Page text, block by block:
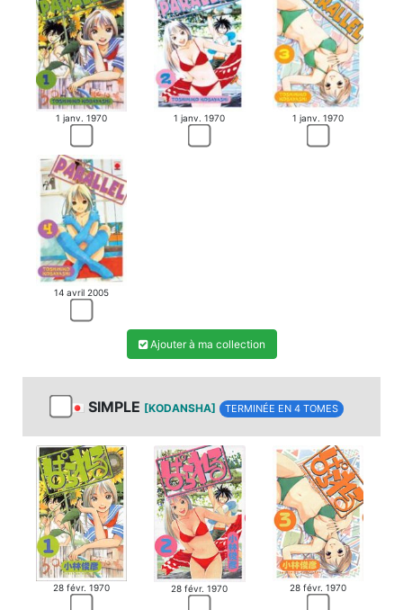
1 janv. 1970 1 janv. 1970 1 janv. 1970
14 avril 2005
Ajouter à ma collection
SIMPLE [KODANSHA] TERMINÉE EN 4 TOMES
28 févr. 1970 28 févr. 1970 28 févr. 1970